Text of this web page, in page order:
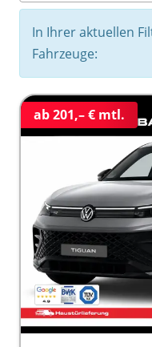
In Ihrer aktuellen
Fahrzeuge:
ab 201,– € mtl.